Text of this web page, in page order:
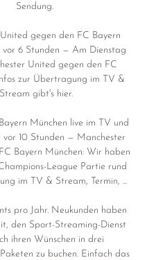
Sendung.
gegen den FC Bayern
6 Stunden — Am Dienstag
United gegen den FC
zur Übertragung im TV &
Stream gibt's hier.
München live im TV und
vor 10 Stunden — Manchester
Bayern München: Wir haben
League Partie rund
im TV & Stream, Termin, ...
pro Jahr. Neukunden haben
den Sport-Streaming-Dienst
ihren Wünschen in drei
zu buchen. Einfach das